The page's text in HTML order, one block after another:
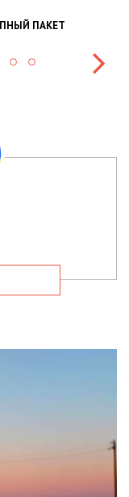
ЛЯКАЄ ГРОМАДЯН
В РАЗІ МОБІЛІЗАЦІЇ